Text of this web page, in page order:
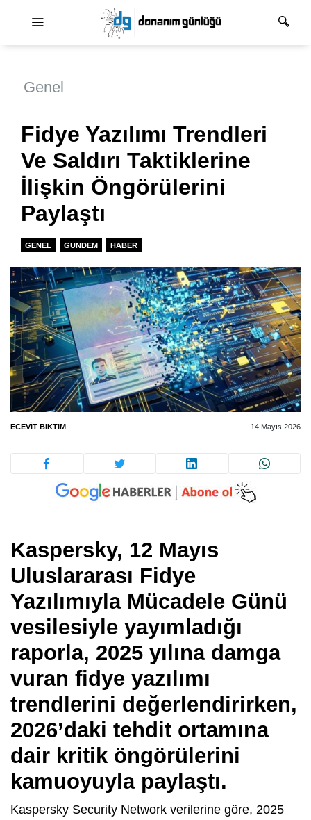
Genel
Fidye Yazılımı Trendleri
Ve Saldırı Taktiklerine
İlişkin Öngörülerini
Paylaştı
GENEL GUNDEM HABER
ECEVIT BIKTIM 14 Mayıs 2026
Kaspersky, 12 Mayıs
Uluslararası Fidye
Yazılımıyla Mücadele Günü
vesilesiyle yayımladığı
raporla, 2025 yılına damga
vuran fidye yazılımı
trendlerini değerlendirirken,
2026’daki tehdit ortamına
dair kritik öngörülerini
kamuoyuyla paylaştı.
Kaspersky Security Network verilerine göre, 2025